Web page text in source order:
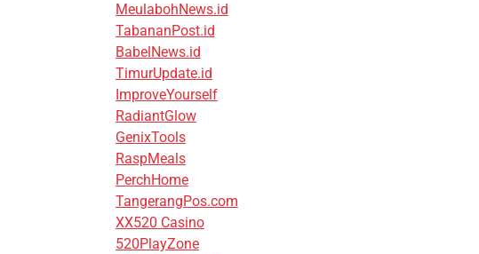
MeulabohNews.id
TabananPost.id
BabelNews.id
TimurUpdate.id
ImproveYourself
RadiantGlow
GenixTools
RaspMeals
PerchHome
TangerangPos.com
XX520 Casino
520PlayZone